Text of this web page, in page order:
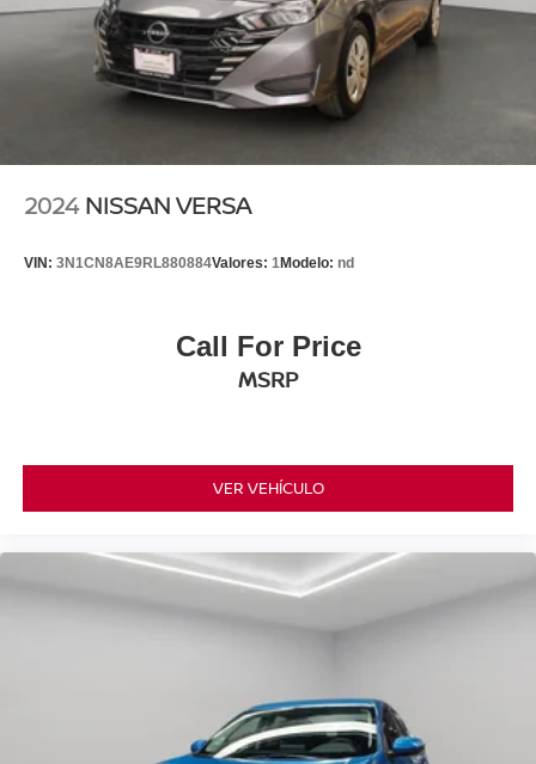
2024 NISSAN VERSA
VIN: 3N1CN8AE9RL880884Valores: 1Modelo: nd
Call For Price
MSRP
VER VEHÍCULO